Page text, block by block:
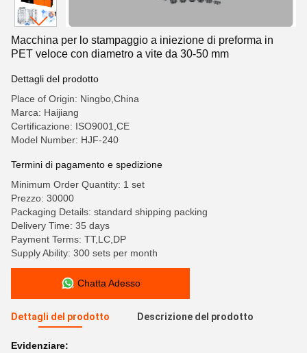
Macchina per lo stampaggio a iniezione di preforma in
PET veloce con diametro a vite da 30-50 mm
Dettagli del prodotto
Place of Origin: Ningbo,China
Marca: Haijiang
Certificazione: ISO9001,CE
Model Number: HJF-240
Termini di pagamento e spedizione
Minimum Order Quantity: 1 set
Prezzo: 30000
Packaging Details: standard shipping packing
Delivery Time: 35 days
Payment Terms: TT,LC,DP
Supply Ability: 300 sets per month
Chatta Adesso
Dettagli del prodotto Descrizione del prodotto
Evidenziare: